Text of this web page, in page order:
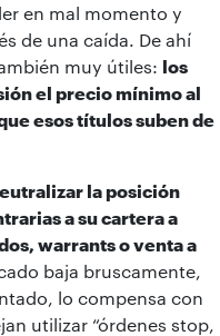
en mal momento y
de una caída. De ahí
muy útiles: los
el precio mínimo al
esos títulos suben de
la posición
a su cartera a
warrants o venta a
baja bruscamente,
lo compensa con
utilizar “órdenes stop,